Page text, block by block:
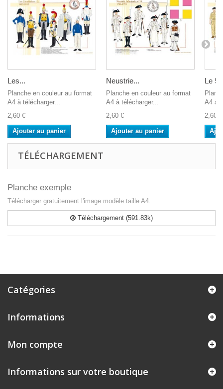
Les...
Planche en couleur au format
A4 à télécharger...
2,60 €
Ajouter au panier
Neustrie...
Planche en couleur au format
A4 à télécharger...
2,60 €
Ajouter au panier
Le
A4 à
2,60 €
TÉLÉCHARGEMENT
Planche exemple
Télécharger gratuitement l'image modèle taille A4.
Téléchargement (591.83k)
Catégories
Informations
Mon compte
Informations sur votre boutique